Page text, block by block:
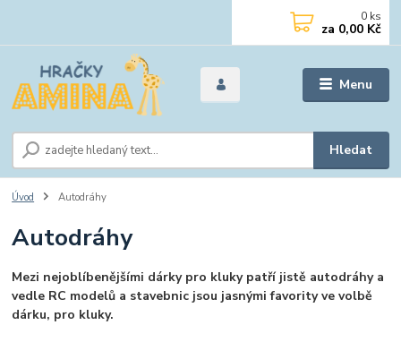
Menu
Hledat
0 ks
za 0,00 Kč
Úvod Autodráhy
Autodráhy
Mezi nejoblíbenějšími dárky pro kluky patří jistě autodráhy a
vedle RC modelů a stavebnic jsou jasnými favority ve volbě
dárku, pro kluky.